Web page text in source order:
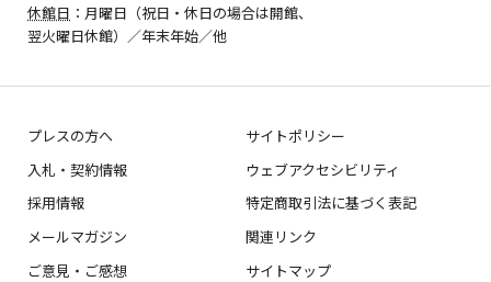
休館日 ：月曜日（祝日・休日の場合は開館、
翌火曜日休館）／年末年始／他
プレスの方へ
サイトポリシー
入札・契約情報
ウェブアクセシビリティ
採用情報
特定商取引法に基づく表記
メールマガジン
関連リンク
ご意見・ご感想
サイトマップ